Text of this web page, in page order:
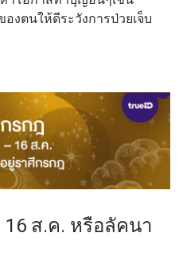
งตนให้ดีระวังการป่วยเจ็บ
ส.ค. หรือลัคนา